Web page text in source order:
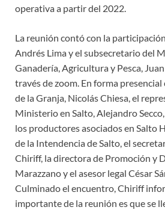
operativa a partir del 2022.
La reunión contó con la
Andrés Lima y el subsecretario del
Ganadería, Agricultura y Pesca,
través de zoom. En forma
de la Granja, Nicolás Chiesa, el
Ministerio en Salto, Alejandro
los productores asociados en Salto
de la Intendencia de Salto, el
Chiriff, la directora de Promoción y
Marazzano y el asesor legal César
Culminado el encuentro, Chiriff
importante de la reunión es que se